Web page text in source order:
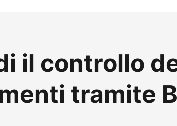
il controllo
tramite